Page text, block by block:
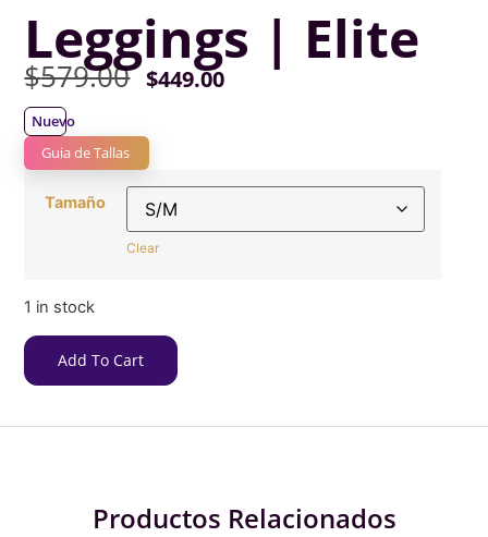
Leggings | Elite
$579.00 $449.00
Nuevo
Guia de Tallas
Tamaño
Clear
1 in stock
Add To Cart
Productos Relacionados